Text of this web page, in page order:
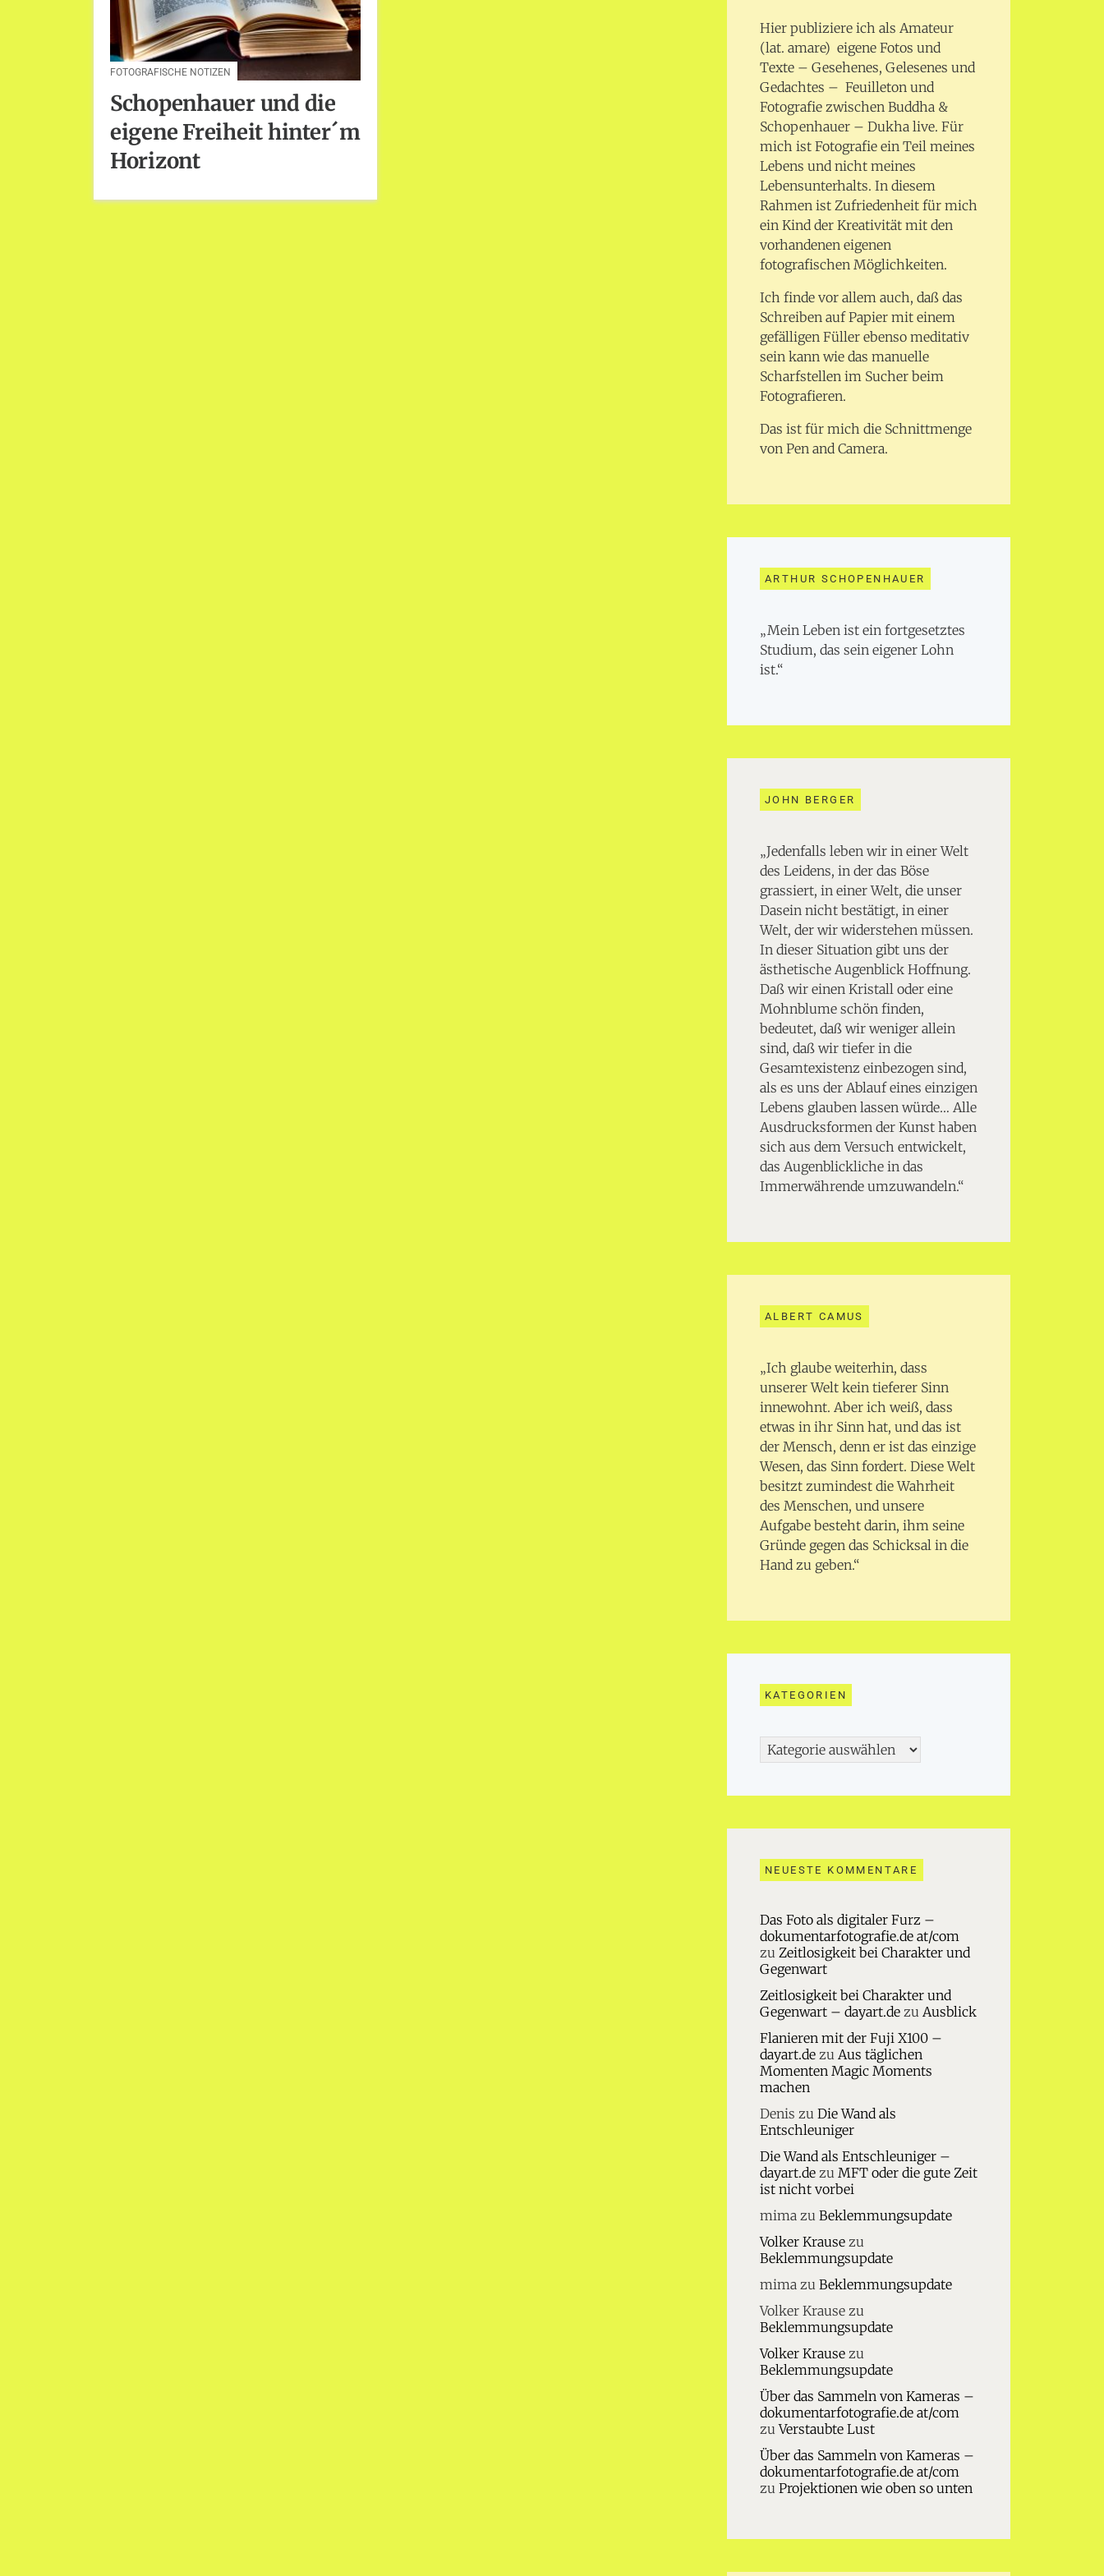
FOTOGRAFISCHE NOTIZEN
Schopenhauer und die
eigene Freiheit hinter´m
Horizont
Hier publiziere ich als Amateur
(lat. amare) eigene Fotos und
Texte – Gesehenes, Gelesenes und
Gedachtes – Feuilleton und
Fotografie zwischen Buddha &
Schopenhauer – Dukha live. Für
mich ist Fotografie ein Teil meines
Lebens und nicht meines
Lebensunterhalts. In diesem
Rahmen ist Zufriedenheit für mich
ein Kind der Kreativität mit den
vorhandenen eigenen
fotografischen Möglichkeiten.
Ich finde vor allem auch, daß das
Schreiben auf Papier mit einem
gefälligen Füller ebenso meditativ
sein kann wie das manuelle
Scharfstellen im Sucher beim
Fotografieren.
Das ist für mich die Schnittmenge
von Pen and Camera.
ARTHUR SCHOPENHAUER
„Mein Leben ist ein fortgesetztes
Studium, das sein eigener Lohn
ist.“
JOHN BERGER
„Jedenfalls leben wir in einer Welt
des Leidens, in der das Böse
grassiert, in einer Welt, die unser
Dasein nicht bestätigt, in einer
Welt, der wir widerstehen müssen.
In dieser Situation gibt uns der
ästhetische Augenblick Hoffnung.
Daß wir einen Kristall oder eine
Mohnblume schön finden,
bedeutet, daß wir weniger allein
sind, daß wir tiefer in die
Gesamtexistenz einbezogen sind,
als es uns der Ablauf eines einzigen
Lebens glauben lassen würde… Alle
Ausdrucksformen der Kunst haben
sich aus dem Versuch entwickelt,
das Augenblickliche in das
Immerwährende umzuwandeln.“
ALBERT CAMUS
„Ich glaube weiterhin, dass
unserer Welt kein tieferer Sinn
innewohnt. Aber ich weiß, dass
etwas in ihr Sinn hat, und das ist
der Mensch, denn er ist das einzige
Wesen, das Sinn fordert. Diese Welt
besitzt zumindest die Wahrheit
des Menschen, und unsere
Aufgabe besteht darin, ihm seine
Gründe gegen das Schicksal in die
Hand zu geben.“
KATEGORIEN
Kategorien
NEUESTE KOMMENTARE
Das Foto als digitaler Furz –
dokumentarfotografie.de at/com
zu Zeitlosigkeit bei Charakter und
Gegenwart
Zeitlosigkeit bei Charakter und
Gegenwart – dayart.dezu Ausblick
Flanieren mit der Fuji X100 –
dayart.dezu Aus täglichen
Momenten Magic Moments
machen
Denis zu Die Wand als
Entschleuniger
Die Wand als Entschleuniger –
dayart.dezu MFT oder die gute Zeit
ist nicht vorbei
mimazu Beklemmungsupdate
Volker Krausezu
Beklemmungsupdate
mimazu Beklemmungsupdate
Volker Krausezu
Beklemmungsupdate
Volker Krausezu
Beklemmungsupdate
Über das Sammeln von Kameras –
dokumentarfotografie.de at/com
zuVerstaubte Lust
Über das Sammeln von Kameras –
dokumentarfotografie.de at/com
zu Projektionen wie oben so unten